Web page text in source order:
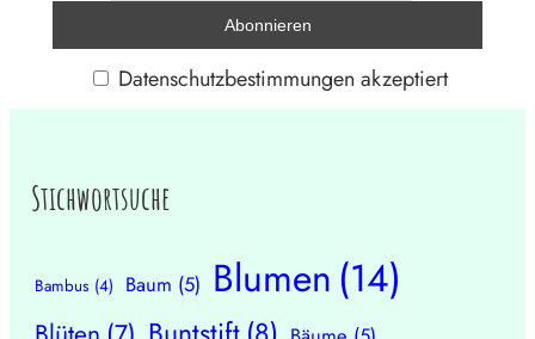
Datenschutzbestimmungen akzeptiert
Stichwortsuche
Bambus (4) Baum (5) Blumen(14)